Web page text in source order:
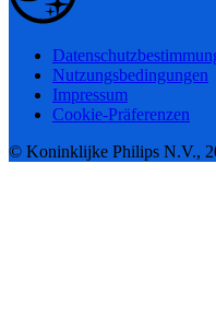
Nutzungsbedingungen
Impressum
Cookie-Präferenzen
© Koninklijke Philips N.V.,